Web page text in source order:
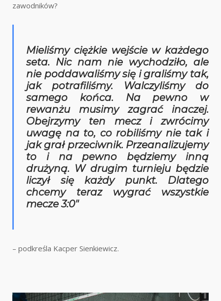
zawodników?
Mieliśmy ciężkie wejście w każdego
seta. Nic nam nie wychodziło, ale
nie poddawaliśmy się i graliśmy tak,
jak potrafiliśmy. Walczyliśmy do
samego końca. Na pewno w
rewanżu musimy zagrać inaczej.
Obejrzymy ten mecz i zwrócimy
uwagę na to, co robiliśmy nie tak i
jak grał przeciwnik. Przeanalizujemy
to i na pewno będziemy inną
drużyną. W drugim turnieju będzie
liczył się każdy punkt. Dlatego
chcemy teraz wygrać wszystkie
mecze 3:0″
– podkreśla Kacper Sienkiewicz.